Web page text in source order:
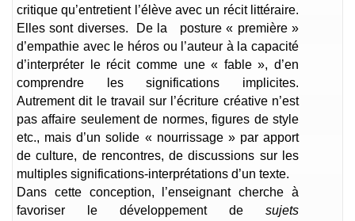
critique qu’entretient l’élève avec un récit littéraire.
Elles sont diverses. De la posture « première »
d’empathie avec le héros ou l’auteur à la capacité
d’interpréter le récit comme une « fable », d’en
comprendre les significations implicites.
Autrement dit le travail sur l’écriture créative n’est
pas affaire seulement de normes, figures de style
etc., mais d’un solide « nourrissage » par apport
de culture, de rencontres, de discussions sur les
multiples significations-interprétations d’un texte.
Dans cette conception, l’enseignant cherche à
favoriser le développement de sujets